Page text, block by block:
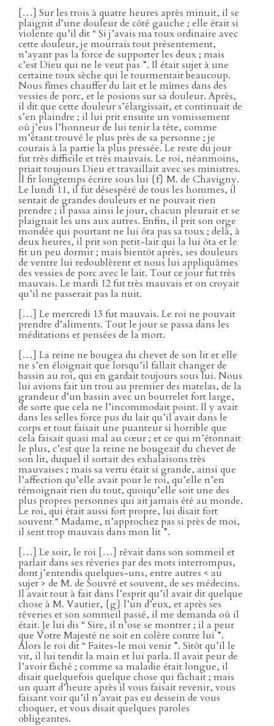
[…] Sur les trois à quatre heures après minuit, il se
plaignit d’une douleur de côté gauche ; elle était si
violente qu’il dit “ Si j’avais ma toux ordinaire avec
cette douleur, je mourrais tout présentement,
n’ayant pas la force de supporter les deux ; mais
c’est Dieu qui ne le veut pas ”. Il était sujet à une
certaine toux sèche qui le tourmentait beaucoup.
Nous fîmes chauffer du lait et le mîmes dans des
vessies de porc, et le posions sur sa douleur. Après,
il dit que cette douleur s’élargissait, et continuait de
s’en plaindre ; il lui prit ensuite un vomissement
où j’eus l’honneur de lui tenir la tête, comme
m’étant trouvé le plus près de sa personne ; je
courais à la partie la plus pressée. Le reste du jour
fut très difficile et très mauvais. Le roi, néanmoins,
priait toujours Dieu et travaillait avec ses ministres.
Il fit longtemps écrire sous lui {f} M. de Chavigny.
Le lundi 11, il fut désespéré de tous les hommes, il
sentait de grandes douleurs et ne pouvait rien
prendre ; il passa ainsi le jour, chacun pleurait et se
plaignait les uns aux autres. Enfin, il prit son orge
mondée qui pourtant ne lui ôta pas sa toux ; delà, à
deux heures, il prit son petit-lait qui la lui ôta et le
fit un peu dormir ; mais bientôt après, ses douleurs
de ventre lui redoublèrent et nous lui appliquâmes
des vessies de porc avec le lait. Tout ce jour fut très
mauvais. Le mardi 12 fut très mauvais et on croyait
qu’il ne passerait pas la nuit.
[…] Le mercredi 13 fut mauvais. Le roi ne pouvait
prendre d’aliments. Tout le jour se passa dans les
méditations et pensées de la mort.
[…] La reine ne bougea du chevet de son lit et elle
ne s’en éloignait que lorsqu’il fallait changer de
bassin au roi, qui en gardait toujours sous lui. Nous
lui avions fait un trou au premier des matelas, de la
grandeur d’un bassin avec un bourrelet fort large,
de sorte que cela ne l’incommodait point. Il y avait
dans les selles force pus du lait qu’il avait dans le
corps et tout faisait une puanteur si horrible que
cela faisait quasi mal au cœur ; et ce qui m’étonnait
le plus, c’est que la reine ne bougeait du chevet de
son lit, duquel il sortait des exhalaisons très
mauvaises ; mais sa vertu était si grande, ainsi que
l’affection qu’elle avait pour le roi, qu’elle n’en
témoignait rien du tout, quoiqu’elle soit une des
plus propres personnes qui ait jamais été au monde.
Le roi, qui était aussi fort propre, lui disait fort
souvent “ Madame, n’approchez pas si près de moi,
il sent trop mauvais dans mon lit ”.
[…] Le soir, le roi […] rêvait dans son sommeil et
parlait dans ses rêveries par des mots interrompus,
dont j’entendis quelques-uns, entre autres < au
sujet > de M. de Souvré et souvent, de ses médecins.
Il avait tout à fait dans l’esprit qu’il avait dit quelque
chose à M. Vautier, {g} l’un d’eux, et après ses
rêveries et son sommeil passé, il me demanda où il
était. Je lui dis “ Sire, il n’ose se montrer ; il a peur
que Votre Majesté ne soit en colère contre lui ”.
Alors le roi dit “ Faites-le moi venir ”. Sitôt qu’il le
vit, il lui tendit la main et lui parla. Il avait peur de
l’avoir fâché ; comme sa maladie était longue, il
disait quelquefois quelque chose qui fâchait ; mais
un quart d’heure après il vous faisait revenir, vous
faisant voir qu’il n’avait pas eu dessein de vous
choquer, et vous disait quelques paroles
obligeantes.